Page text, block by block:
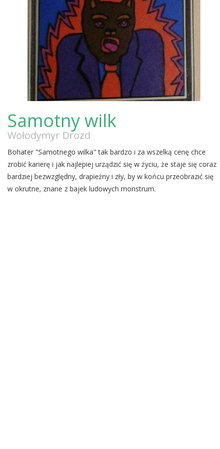
Samotny wilk
Wołodymyr Drozd
Bohater "Samotnego wilka" tak bardzo i za wszelką cenę chce
zrobić karierę i jak najlepiej urządzić się w życiu, że staje się coraz
bardziej bezwzględny, drapieżny i zły, by w końcu przeobrazić się
w okrutne, znane z bajek ludowych monstrum.